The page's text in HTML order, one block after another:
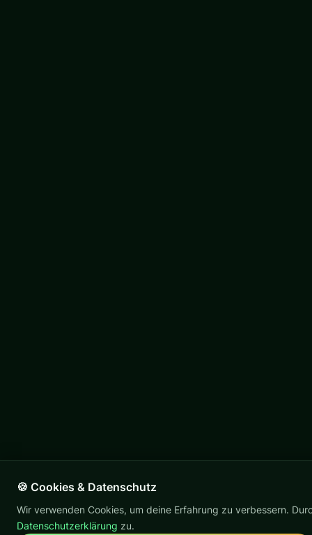
🍪 Cookies & Datenschutz
Wir verwenden Cookies, um deine Erfahrung zu verbessern.
Datenschutzerklärung zu.